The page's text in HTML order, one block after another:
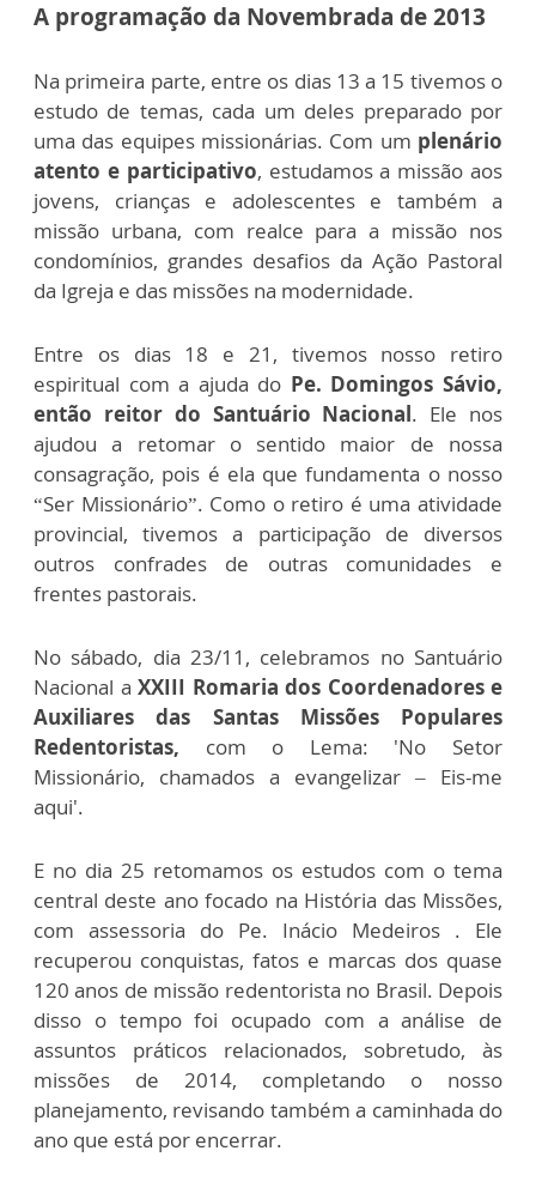
A programação da Novembrada de 2013
Na primeira parte, entre os dias 13 a 15 tivemos o
estudo de temas, cada um deles preparado por
uma das equipes missionárias. Com um plenário
atento e participativo, estudamos a missão aos
jovens, crianças e adolescentes e também a
missão urbana, com realce para a missão nos
condomínios, grandes desafios da Ação Pastoral
da Igreja e das missões na modernidade.
Entre os dias 18 e 21, tivemos nosso retiro
espiritual com a ajuda do Pe. Domingos Sávio,
então reitor do Santuário Nacional. Ele nos
ajudou a retomar o sentido maior de nossa
consagração, pois é ela que fundamenta o nosso
“Ser Missionário”. Como o retiro é uma atividade
provincial, tivemos a participação de diversos
outros confrades de outras comunidades e
frentes pastorais.
No sábado, dia 23/11, celebramos no Santuário
Nacional a XXIII Romaria dos Coordenadores e
Auxiliares das Santas Missões Populares
Redentoristas, com o Lema: 'No Setor
Missionário, chamados a evangelizar – Eis-me
aqui'.
E no dia 25 retomamos os estudos com o tema
central deste ano focado na História das Missões,
com assessoria do Pe. Inácio Medeiros . Ele
recuperou conquistas, fatos e marcas dos quase
120 anos de missão redentorista no Brasil. Depois
disso o tempo foi ocupado com a análise de
assuntos práticos relacionados, sobretudo, às
missões de 2014, completando o nosso
planejamento, revisando também a caminhada do
ano que está por encerrar.